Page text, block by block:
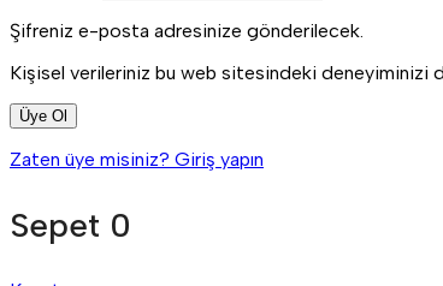
Şifreniz e-posta adresinize gönderilecek.
Kişisel verileriniz bu web sitesindeki deneyiminizi
Üye Ol
Zaten üye misiniz? Giriş yapın
Sepet 0